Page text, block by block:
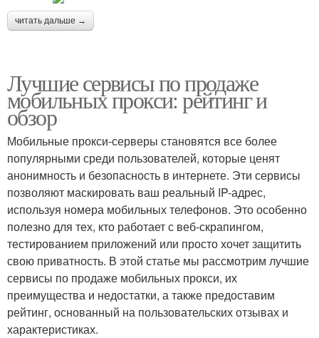
читать дальше →
Лучшие сервисы по продаже
мобильных прокси: рейтинг и
обзор
Мобильные прокси-серверы становятся все более
популярными среди пользователей, которые ценят
анонимность и безопасность в интернете. Эти сервисы
позволяют маскировать ваш реальный IP-адрес,
используя номера мобильных телефонов. Это особенно
полезно для тех, кто работает с веб-скрапингом,
тестированием приложений или просто хочет защитить
свою приватность. В этой статье мы рассмотрим лучшие
сервисы по продаже мобильных прокси, их
преимущества и недостатки, а также предоставим
рейтинг, основанный на пользовательских отзывах и
характеристиках.